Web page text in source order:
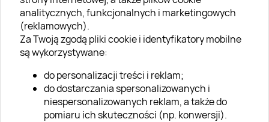
analitycznych, funkcjonalnych i marketingowych
(reklamowych).
Za Twoją zgodą pliki cookie i identyfikatory mobilne
są wykorzystywane:
do personalizacji treści i reklam;
do dostarczania spersonalizowanych i
niespersonalizowanych reklam, a także do
pomiaru ich skuteczności (np. konwersji).
Voucher na
strzelnicę - 30
Voucher Kwotowy
do Delisis
Modelowanie
sylwetki: Brzuch +
O nas
Aktualności
Kariera w Super Prezentach
Klub Lojalnościowy